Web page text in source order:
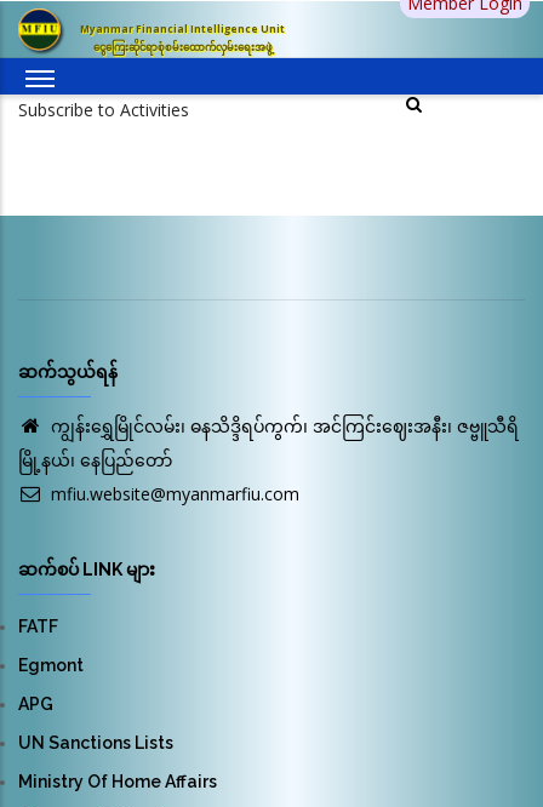
အဓိက
အကြောင်းအရာ
သွား
Myanmar Financial Intelligence Unit
ငွေကြေးဆိုင်ရာစုံစမ်းထောက်လှမ်းရေးအဖွဲ့
Subscribe to Activities
ဆက်သွယ်ရန်
ကျွန်းရွှေမြိုင်လမ်း၊ ဓနသိဒ္ဒိရပ်ကွက်၊ အင်ကြင်းဈေးအနီး၊ ဇဗ္ဗူသီရိ
မြို့နယ်၊ နေပြည်တော်
mfiu.website@myanmarfiu.com
ဆက်စပ် LINK များ
FATF
Egmont
APG
UN Sanctions Lists
Ministry Of Home Affairs